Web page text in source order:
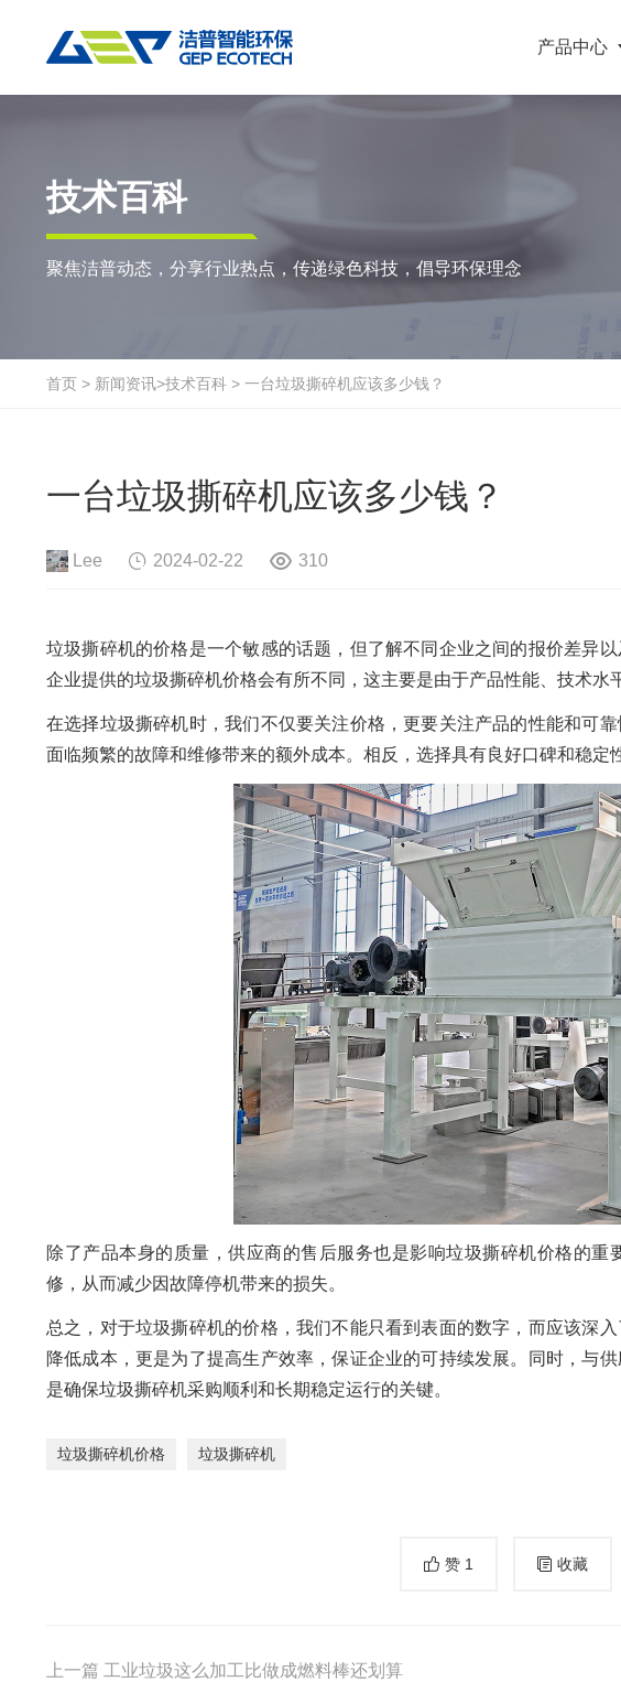
产品中心
双轴撕碎机
单轴撕碎机
液压粗碎机
环锤式粉碎机
鼓式粉碎机
通用型粉碎机
破碎设备
立轴冲击式
RDF/SRF燃料制备系统
大件垃圾资源化系统
生物质资源化系统
危险废物资源化系统
陈腐垃圾 废电池
风电叶片 废旧电缆
废桶 硬盘
废旧电路板 旧沙发床垫
技术百科
聚焦洁普动态，分享行业热点，传递绿色科技，倡导环保理念
首页 > 新闻资讯>技术百科 > 一台垃圾撕碎机应该多少钱？
一台垃圾撕碎机应该多少钱？
Lee 2024-02-22 310
垃圾撕碎机的价格是一个敏感的话题，但了解不同企业之间的报价差异
企业提供的垃圾撕碎机价格会有所不同，这主要是由于产品性能、技术水
在选择垃圾撕碎机时，我们不仅要关注价格，更要关注产品的性能和可
面临频繁的故障和维修带来的额外成本。相反，选择具有良好口碑和稳定
除了产品本身的质量，供应商的售后服务也是影响垃圾撕碎机价格的
修，从而减少因故障停机带来的损失。
总之，对于垃圾撕碎机的价格，我们不能只看到表面的数字，而应该深
降低成本，更是为了提高生产效率，保证企业的可持续发展。同时，与
是确保垃圾撕碎机采购顺利和长期稳定运行的关键。
垃圾撕碎机价格 垃圾撕碎机
赞 1 收藏
上一篇 工业垃圾这么加工比做成燃料棒还划算